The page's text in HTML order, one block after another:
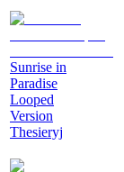
Sunrise in
Paradise
Looped
Version
Thesieryj